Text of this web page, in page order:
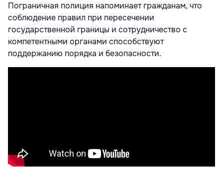
Пограничная полиция напоминает гражданам, что
соблюдение правил при пересечении
государственной границы и сотрудничество с
компетентными органами способствуют
поддержанию порядка и безопасности.